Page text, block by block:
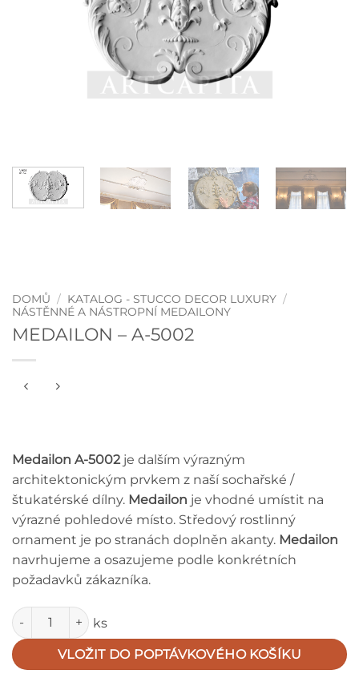
DOMŮ / KATALOG - STUCCO DECOR LUXURY /
NÁSTĚNNÉ A NÁSTROPNÍ MEDAILONY
MEDAILON – A-5002
Medailon A-5002 je dalším výrazným
architektonickým prvkem z naší sochařské /
štukatérské dílny. Medailon je vhodné umístit na
výrazné pohledové místo. Středový rostlinný
ornament je po stranách doplněn akanty. Medailon
navrhujeme a osazujeme podle konkrétních
požadavků zákazníka.
Množství
ks
VLOŽIT DO POPTÁVKOVÉHO KOŠÍKU